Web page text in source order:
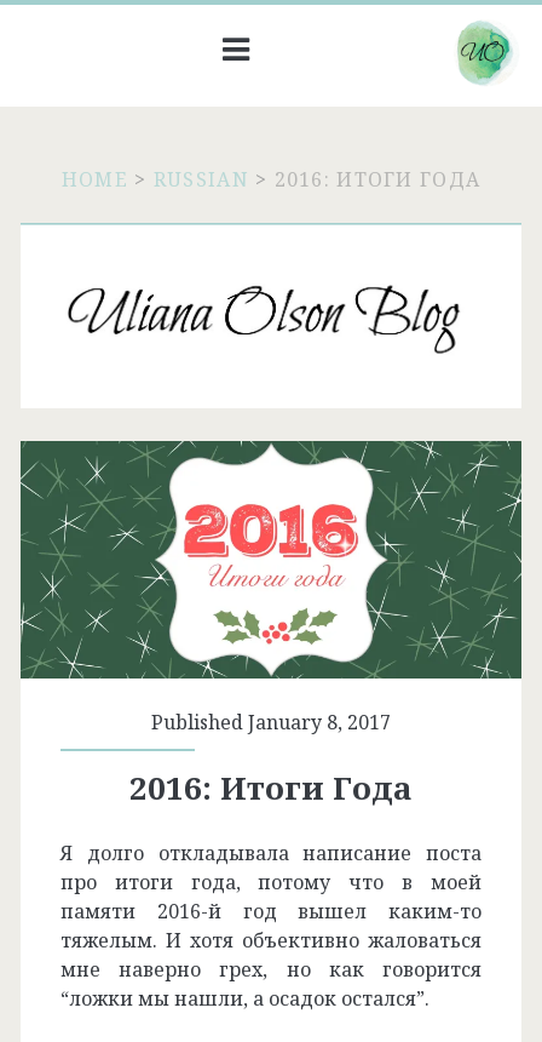
HOME > RUSSIAN > 2016: ИТОГИ ГОДА
Published January 8, 2017
2016: Итоги Года
Я долго откладывала написание поста
про итоги года, потому что в моей
памяти 2016-й год вышел каким-то
тяжелым. И хотя объективно жаловаться
мне наверно грех, но как говорится
“ложки мы нашли, а осадок остался”.